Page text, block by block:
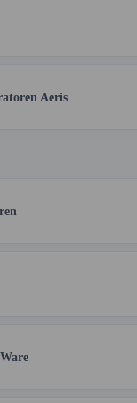
Aeris